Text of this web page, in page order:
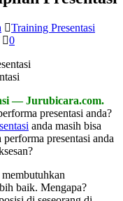
Training Presentasi
0
— Jurubicara.com.
presentasi anda?
anda masih bisa
presentasi anda
baik. Mengapa?